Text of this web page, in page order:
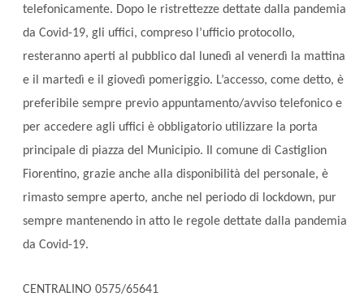
telefonicamente. Dopo le ristrettezze dettate dalla pandemia
da Covid-19, gli uffici, compreso l’ufficio protocollo,
resteranno aperti al pubblico dal lunedì al venerdì la mattina
e il martedì e il giovedì pomeriggio. L’accesso, come detto, è
preferibile sempre previo appuntamento/avviso telefonico e
per accedere agli uffici è obbligatorio utilizzare la porta
principale di piazza del Municipio. Il comune di Castiglion
Fiorentino, grazie anche alla disponibilità del personale, è
rimasto sempre aperto, anche nel periodo di lockdown, pur
sempre mantenendo in atto le regole dettate dalla pandemia
da Covid-19.
CENTRALINO 0575/65641